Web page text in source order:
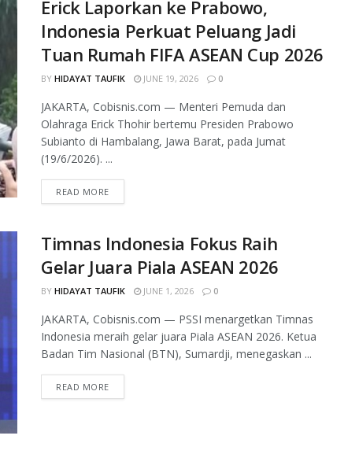
Erick Laporkan ke Prabowo,
Indonesia Perkuat Peluang Jadi
Tuan Rumah FIFA ASEAN Cup 2026
BY HIDAYAT TAUFIK JUNE 19, 2026 0
JAKARTA, Cobisnis.com — Menteri Pemuda dan
Olahraga Erick Thohir bertemu Presiden Prabowo
Subianto di Hambalang, Jawa Barat, pada Jumat
(19/6/2026). ...
READ MORE
Timnas Indonesia Fokus Raih
Gelar Juara Piala ASEAN 2026
BY HIDAYAT TAUFIK JUNE 1, 2026 0
JAKARTA, Cobisnis.com — PSSI menargetkan Timnas
Indonesia meraih gelar juara Piala ASEAN 2026. Ketua
Badan Tim Nasional (BTN), Sumardji, menegaskan ...
READ MORE